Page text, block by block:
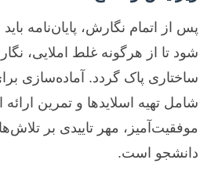
پس از اتمام نگارش، پایان‌نامه
شود تا از هرگونه غلط املایی،
ساختاری پاک گردد. آماده‌سازی
شامل تهیه اسلایدها و تمرین
موفقیت‌آمیز، مهر تاییدی بر
دانشجو است.